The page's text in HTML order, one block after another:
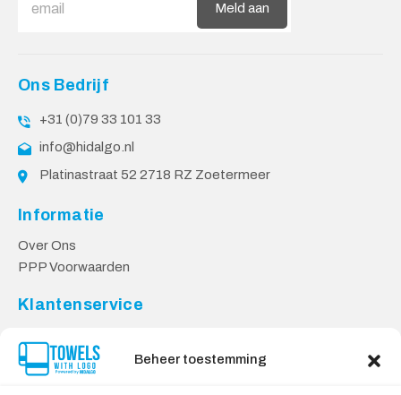
Beheer toestemming
Meld aan
Ons Bedrijf
+31 (0)79 33 101 33
info@hidalgo.nl
Platinastraat 52 2718 RZ Zoetermeer
Informatie
Over Ons
PPP Voorwaarden
Klantenservice
Privacy Voorwaarden
Levering & Retourneren